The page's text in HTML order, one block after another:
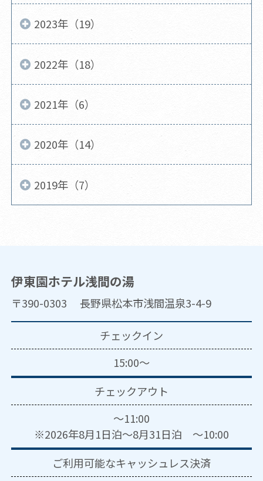
2023年（19）
2022年（18）
2021年（6）
2020年（14）
2019年（7）
伊東園ホテル浅間の湯
〒390-0303 長野県松本市浅間温泉3-4-9
チェックイン
15:00～
チェックアウト
～11:00
※2026年8月1日泊～8月31日泊 ～10:00
ご利用可能なキャッシュレス決済